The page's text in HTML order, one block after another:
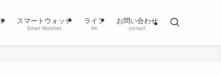
スマートウォッチ
Smart Watches
ライフ
life
お問い合わせ
contact